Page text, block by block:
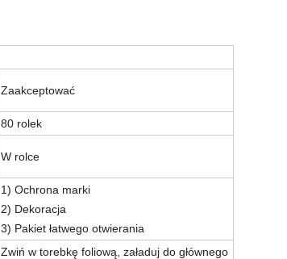
Zaakceptować
80 rolek
W rolce
1) Ochrona marki
2) Dekoracja
3) Pakiet łatwego otwierania
Zwiń w torebkę foliową, załaduj do głównego